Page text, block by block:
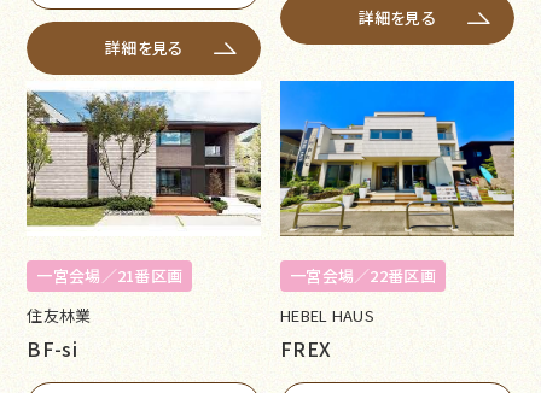
詳細を見る
詳細を見る
一宮会場／21番区画
住友林業
BF-si
一宮会場／22番区画
HEBEL HAUS
FREX